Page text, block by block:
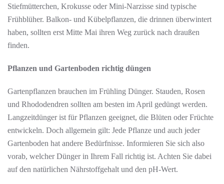
Stiefmütterchen, Krokusse oder Mini-Narzisse sind typische
Frühblüher. Balkon- und Kübelpflanzen, die drinnen überwintert
haben, sollten erst Mitte Mai ihren Weg zurück nach draußen
finden.
Pflanzen und Gartenboden richtig düngen
Gartenpflanzen brauchen im Frühling Dünger. Stauden, Rosen
und Rhododendren sollten am besten im April gedüngt werden.
Langzeitdünger ist für Pflanzen geeignet, die Blüten oder Früchte
entwickeln. Doch allgemein gilt: Jede Pflanze und auch jeder
Gartenboden hat andere Bedürfnisse. Informieren Sie sich also
vorab, welcher Dünger in Ihrem Fall richtig ist. Achten Sie dabei
auf den natürlichen Nährstoffgehalt und den pH-Wert.